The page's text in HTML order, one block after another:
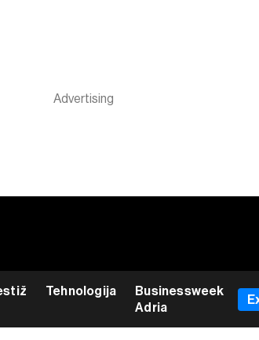
Tehnologija
Businessweek
Adria